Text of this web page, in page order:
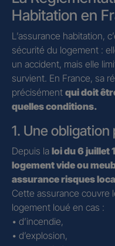
Habitation en
L’assurance habitation,
sécurité du logement :
un accident, mais elle
survient. En France, sa
précisément qui doit
quelles conditions.
1. Une
Depuis la loi du 6 juillet
logement vide ou
assurance risques
Cette assurance couvre
logement loué en cas :
• d’incendie,
• d’explosion,